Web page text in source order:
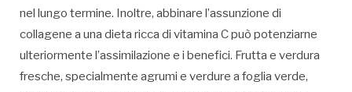
nel lungo termine. Inoltre, abbinare l’assunzione di
collagene a una dieta ricca di vitamina C può potenziarne
ulteriormente l’assimilazione e i benefici. Frutta e verdura
fresche, specialmente agrumi e verdure a foglia verde,